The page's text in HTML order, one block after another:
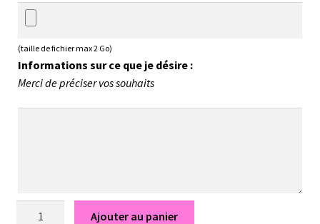
(taille de fichier max 2 Go)
Informations sur ce que je désire :
Merci de préciser vos souhaits
Ajouter au panier